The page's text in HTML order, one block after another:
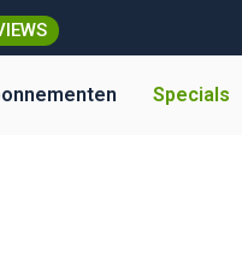
Specials